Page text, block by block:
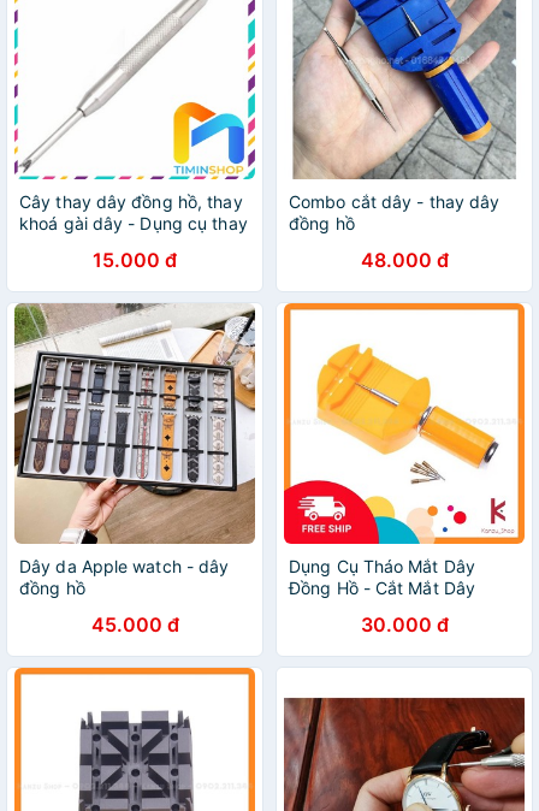
Cây thay dây đồng hồ, thay
khoá gài dây - Dụng cụ thay
15.000 đ
Combo cắt dây - thay dây
đồng hồ
48.000 đ
Dây da Apple watch - dây
đồng hồ
45.000 đ
Dụng Cụ Tháo Mắt Dây
Đồng Hồ - Cắt Mắt Dây
30.000 đ